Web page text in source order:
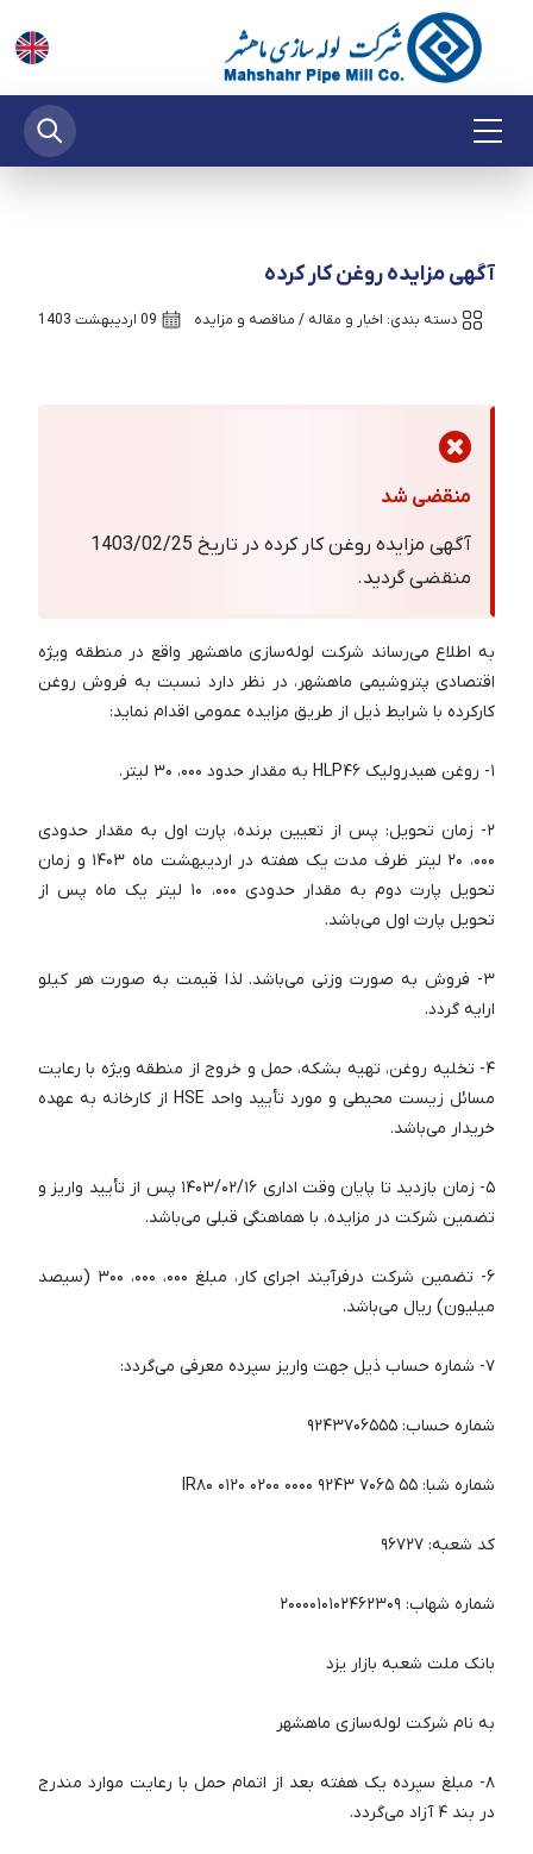
آگهی مزایده روغن کار کرده
دسته بندی: اخبار و مقاله / مناقصه و مزایده
منقضی شد
آگهی مزایده روغن کار کرده در تاریخ 1403/02/25
منقضی گردید.
به اطلاع می‌رساند شرکت لوله‌سازی ماهشهر واقع در منطقه ویژه
اقتصادی پتروشیمی ماهشهر، در نظر دارد نسبت به فروش روغن
کارکرده با شرایط ذیل از طریق مزایده عمومی اقدام نماید:
۱- روغن هیدرولیک HLP۴۶ به مقدار حدود ۰۰۰، ۳۰ لیتر.
۲- زمان تحویل: پس از تعیین برنده، پارت اول به مقدار حدودی
۰۰۰، ۲۰ لیتر ظرف مدت یک هفته در اردیبهشت ماه ۱۴۰۳ و زمان
تحویل پارت دوم به مقدار حدودی ۰۰۰، ۱۰ لیتر یک ماه پس از
تحویل پارت اول می‌باشد.
۳- فروش به صورت وزنی می‌باشد. لذا قیمت به صورت هر کیلو
ارایه گردد.
۴- تخلیه روغن، تهیه بشکه، حمل و خروج از منطقه ویژه با رعایت
مسائل زیست محیطی و مورد تأیید واحد HSE از کارخانه به عهده
خریدار می‌باشد.
۵- زمان بازدید تا پایان وقت اداری ۱۴۰۳/۰۲/۱۶ پس از تأیید واریز و
تضمین شرکت در مزایده، با هماهنگی قبلی می‌باشد.
۶- تضمین شرکت درفرآیند اجرای کار، مبلغ ۰۰۰، ۰۰۰، ۳۰۰ (سیصد
میلیون) ریال می‌باشد.
۷- شماره حساب ذیل جهت واریز سپرده معرفی می‌گردد:
شماره حساب: ۹۲۴۳۷۰۶۵۵۵
شماره شبا: IR۸۰ ۰۱۲۰ ۰۲۰۰ ۰۰۰۰ ۹۲۴۳ ۷۰۶۵ ۵۵
کد شعبه: ۹۶۷۲۷
شماره شهاب: ۲۰۰۰۰۱۰۱۰۲۴۶۲۳۰۹
بانک ملت شعبه بازار یزد
به نام شرکت لوله‌سازی ماهشهر
۸- مبلغ سپرده یک هفته بعد از اتمام حمل با رعایت موارد مندرج
در بند ۴ آزاد می‌گردد.